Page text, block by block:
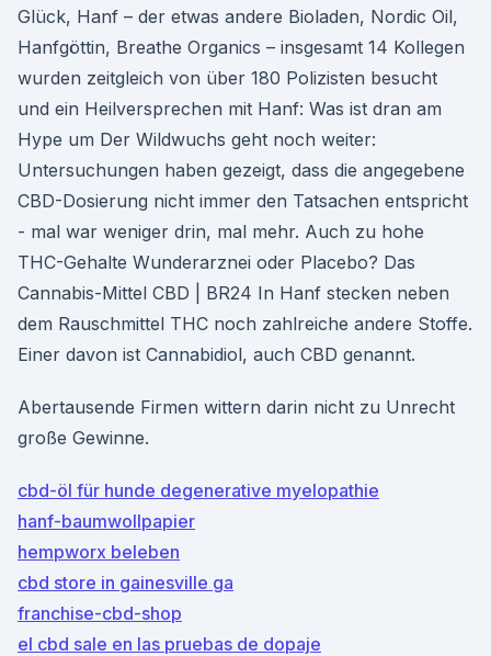
Glück, Hanf – der etwas andere Bioladen, Nordic Oil,
Hanfgöttin, Breathe Organics – insgesamt 14 Kollegen
wurden zeitgleich von über 180 Polizisten besucht
und ein Heilversprechen mit Hanf: Was ist dran am
Hype um Der Wildwuchs geht noch weiter:
Untersuchungen haben gezeigt, dass die angegebene
CBD-Dosierung nicht immer den Tatsachen entspricht
- mal war weniger drin, mal mehr. Auch zu hohe
THC-Gehalte Wunderarznei oder Placebo? Das
Cannabis-Mittel CBD | BR24 In Hanf stecken neben
dem Rauschmittel THC noch zahlreiche andere Stoffe.
Einer davon ist Cannabidiol, auch CBD genannt.
Abertausende Firmen wittern darin nicht zu Unrecht
große Gewinne.
cbd-öl für hunde degenerative myelopathie
hanf-baumwollpapier
hempworx beleben
cbd store in gainesville ga
franchise-cbd-shop
el cbd sale en las pruebas de dopaje